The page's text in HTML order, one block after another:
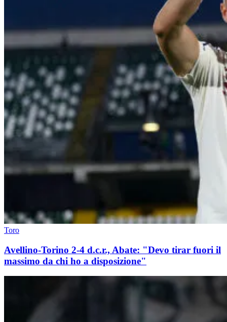
Toro
Avellino-Torino 2-4 d.c.r., Abate: "Devo tirar fuori il
massimo da chi ho a disposizione"